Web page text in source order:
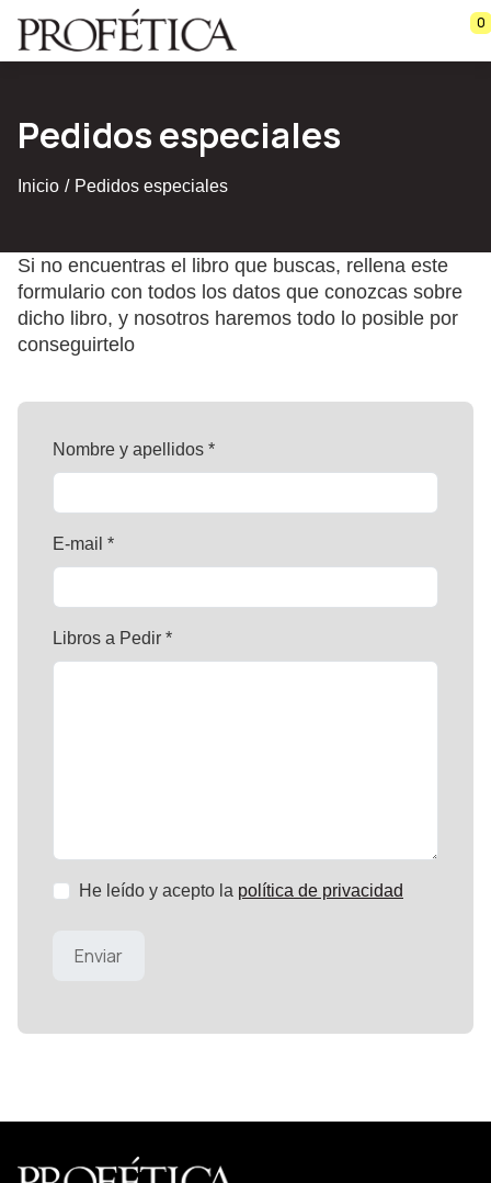
Saltar al contenido principal
0
Pedidos especiales
Inicio Pedidos especiales
Si no encuentras el libro que buscas, rellena este
formulario con todos los datos que conozcas sobre
dicho libro, y nosotros haremos todo lo posible por
conseguirtelo
Nombre y apellidos *
E-mail *
Libros a Pedir *
He leído y acepto la política de privacidad